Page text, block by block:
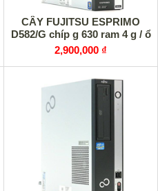
CÂY FUJITSU ESPRIMO
D582/G chíp g 630 ram 4 g / ổ
2,900,000 ₫